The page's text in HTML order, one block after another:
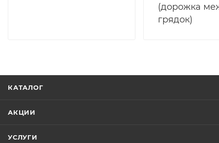
(дорожка
грядок)
КАТАЛОГ
АКЦИИ
УСЛУГИ